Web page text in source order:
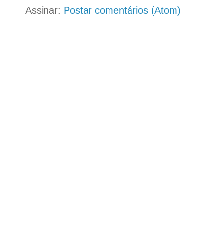
Assinar: Postar comentários (Atom)